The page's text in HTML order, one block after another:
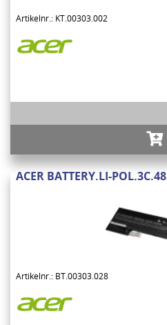
Artikelnr.: KT.00303.002
ACER BATTERY.LI-
Artikelnr.: BT.00303.028